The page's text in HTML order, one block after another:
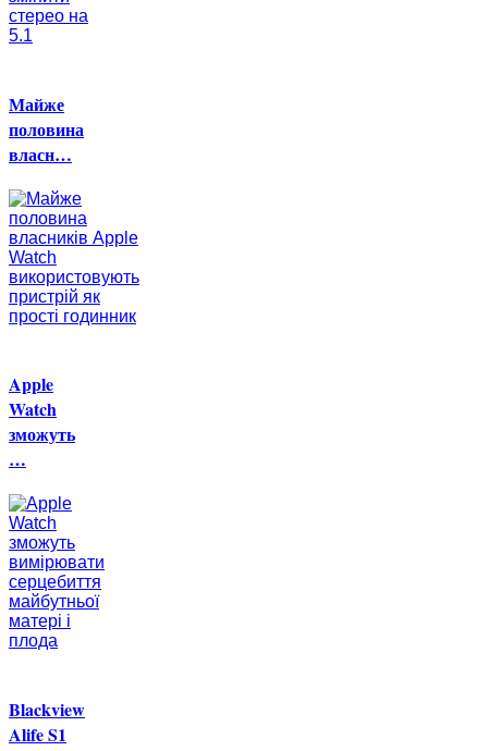
Майже
половина
власн…
Apple
Watch
зможуть
…
Blackview
Alife S1